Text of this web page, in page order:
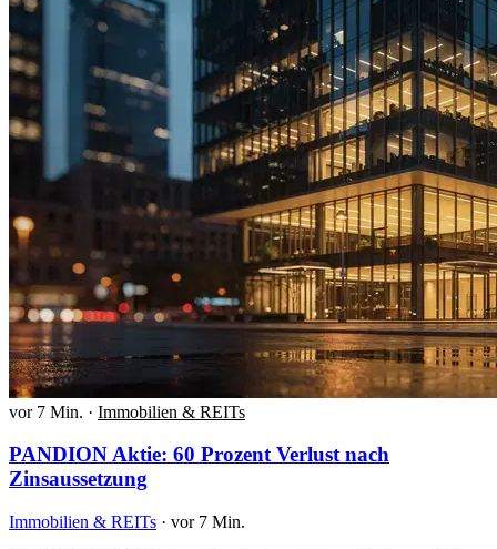
vor 7 Min. · Immobilien & REITs
PANDION Aktie: 60 Prozent Verlust nach
Zinsaussetzung
Immobilien & REITs · vor 7 Min.